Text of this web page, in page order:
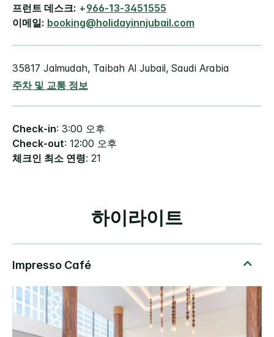
프런트 데스크: +966-13-3451555
이메일: booking@holidayinnjubail.com
35817 Jalmudah, Taibah Al Jubail, Saudi Arabia
주차 및 교통 정보
Check-in: 3:00 오후
Check-out: 12:00 오후
체크인 최소 연령: 21
하이라이트